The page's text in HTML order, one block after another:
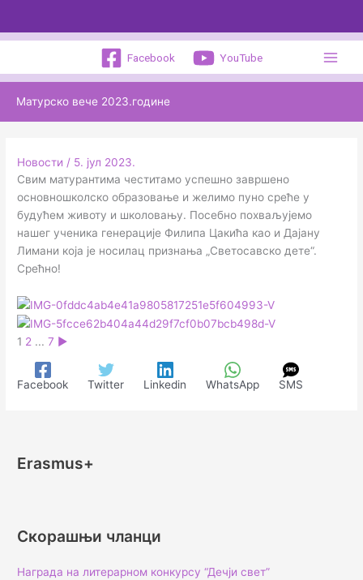
садржај
Facebook
YouTube
Матурско вече 2023.године
Новости / 5. јул 2023.
Свим матурантима честитамо успешно завршено
основношколско образовање и желимо пуно среће у
будућем животу и школовању. Посебно похваљујемо
нашег ученика генерације Филипа Цакића као и Дајану
Лимани која је носилац признања „Светосавско дете“.
Срећно!
1 2 ... 7 ►
Facebook Twitter Linkedin WhatsApp SMS
Erasmus+
Скорашњи чланци
Награда на литерарном конкурсу “Дечји свет”